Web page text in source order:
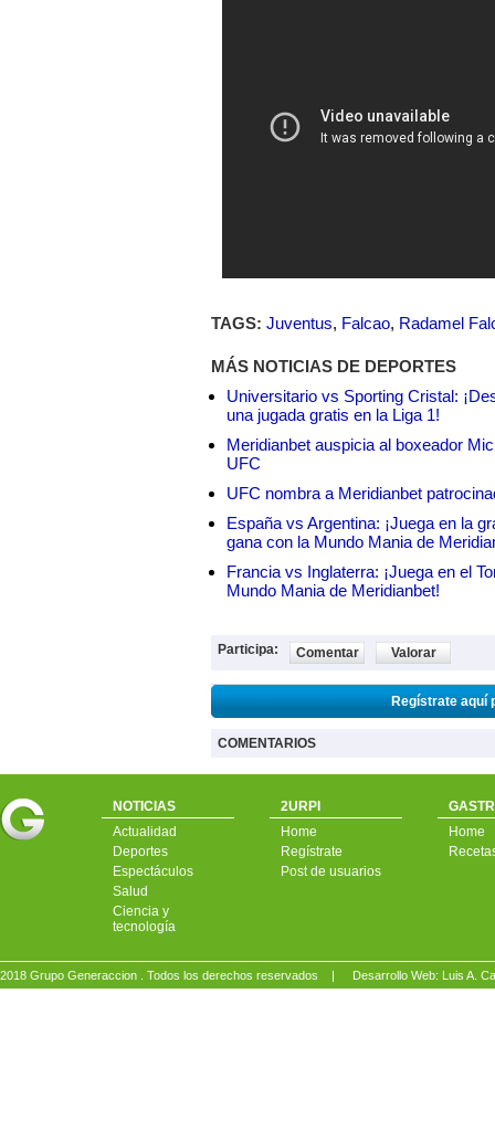
TAGS: Juventus, Falcao, Radamel
MÁS NOTICIAS DE DEPORTES
Universitario vs Sporting Cristal:
una jugada gratis en la Liga 1!
Meridianbet auspicia al boxeador
UFC
UFC nombra a Meridianbet
España vs Argentina: ¡Juega en la
gana con la Mundo Mania de
Francia vs Inglaterra: ¡Juega en el
Mundo Mania de Meridianbet!
Participa: Comentar Valorar
Regístrate aquí
COMENTARIOS
NOTICIAS
Actualidad
Deportes
Espectáculos
Salud
Ciencia y
tecnología
2URPI
Home
Regístrate
Post de usuarios
Home
2018 Grupo Generaccion . Todos los derechos reservados | Desarrollo Web: Luis